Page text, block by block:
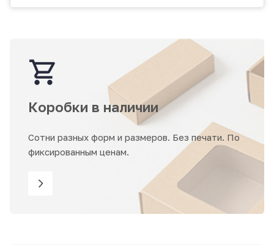
Коробки в наличии
Сотни разных форм и размеров. Без печати. По
фиксированным ценам.